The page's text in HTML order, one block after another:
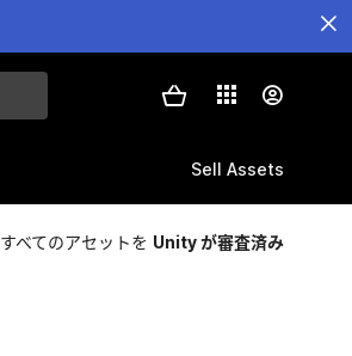
Sell Assets
すべてのアセットを Unity が審査済み